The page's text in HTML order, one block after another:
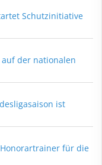
Schutzinitiative
der nationalen
ist
für die